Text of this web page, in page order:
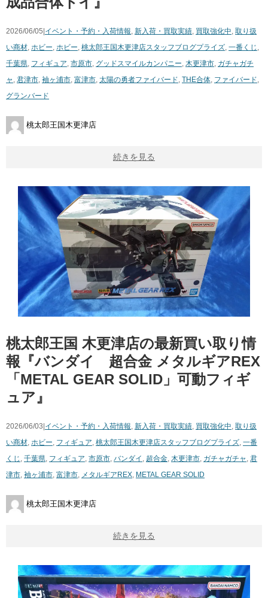
2026/06/05| イベント・予約・入荷情報, 新入荷・買取実績, 買取強化中, 取り扱
い商材, ホビー, ホビー, 桃太郎王国木更津店スタッフブログプライズ, 一番くじ ,
千葉県, フィギュア, 市原市, グッドスマイルカンパニー, 木更津市, ガチャガチ
ャ , 君津市, 袖ヶ浦市, 富津市, 太陽の勇者ファイバード, THE合体, ファイバード,
グランバード
桃太郎王国木更津店
続きを見る
桃太郎王国 木更津店の最新買い取り情
報『バンダイ 超合金 メタルギアREX
「METAL GEAR SOLID」可動フィギ
ュア』
2026/06/03| イベント・予約・入荷情報, 新入荷・買取実績, 買取強化中, 取り扱
い商材, ホビー, フィギュア, 桃太郎王国木更津店スタッフブログプライズ, 一番
くじ , 千葉県, フィギュア, 市原市, バンダイ , 超合金, 木更津市, ガチャガチャ , 君
津市, 袖ヶ浦市, 富津市, メタルギアREX, METAL GEAR SOLID
桃太郎王国木更津店
続きを見る